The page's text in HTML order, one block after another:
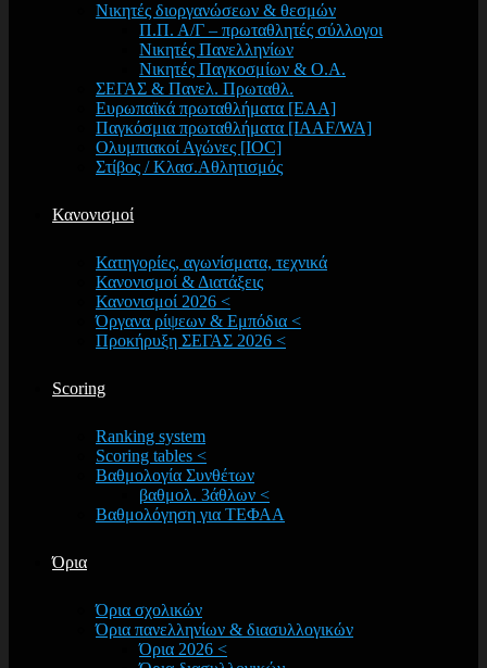
Νικητές διοργανώσεων & θεσμών
Π.Π. Α/Γ – πρωταθλητές σύλλογοι
Νικητές Πανελληνίων
Νικητές Παγκοσμίων & Ο.Α.
ΣΕΓΑΣ & Πανελ. Πρωταθλ.
Ευρωπαϊκά πρωταθλήματα [EAA]
Παγκόσμια πρωταθλήματα [IAAF/WA]
Ολυμπιακοί Αγώνες [IOC]
Στίβος / Κλασ.Αθλητισμός
Κανονισμοί
Κατηγορίες, αγωνίσματα, τεχνικά
Κανονισμοί & Διατάξεις
Κανονισμοί 2026 <
Όργανα ρίψεων & Εμπόδια <
Προκήρυξη ΣΕΓΑΣ 2026 <
Scoring
Ranking system
Scoring tables <
Βαθμολογία Συνθέτων
βαθμολ. 3άθλων <
Βαθμολόγηση για ΤΕΦΑΑ
Όρια
Όρια σχολικών
Όρια πανελληνίων & διασυλλογικών
Όρια 2026 <